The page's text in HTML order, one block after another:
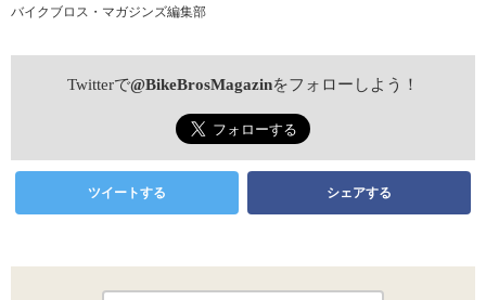
バイクブロス・マガジンズ編集部
Twitterで@BikeBrosMagazinをフォローしよう！
ツイートする シェアする